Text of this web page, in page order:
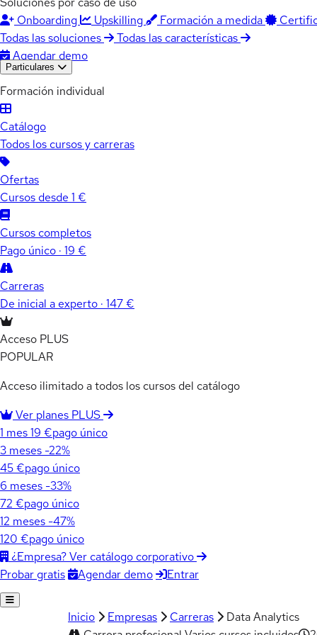
Onboarding
Upskilling Formación a medida
Todas las soluciones
Todas las características
Agendar demo
Particulares
Formación individual
Catálogo
Todos los cursos y carreras
Ofertas
Cursos desde 1 €
Cursos completos
Pago único · 19 €
Carreras
De inicial a experto · 147 €
Acceso PLUS
POPULAR
Acceso ilimitado a todos los cursos del catálogo
Ver planes PLUS
1 mes19 €pago único
3 meses -22%
45 €pago único
6 meses -33%
72 €pago único
12 meses -47%
120 €pago único
¿Empresa? Ver catálogo corporativo
Probar gratis
Agendar demo Entrar
Inicio Empresas Carreras
Data Analytics